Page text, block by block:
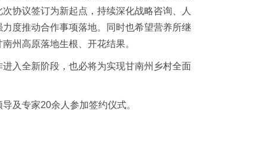
协议签订为新起点，持续深化战略咨询、人
度推动合作事项落地。同时也希望营养所继
州高原落地生根、开花结果。
入全新阶段，也必将为实现甘南州乡村全面
及专家20余人参加签约仪式。